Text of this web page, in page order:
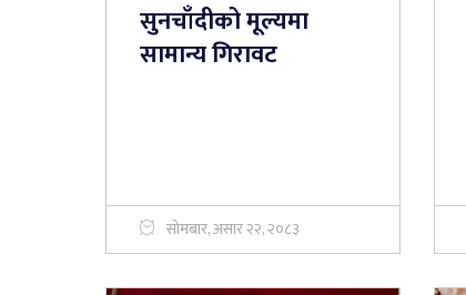
सुनचाँदीको मूल्यमा
सामान्य गिरावट
सोमबार, असार २२, २०८३